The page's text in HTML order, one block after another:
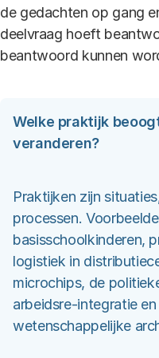
de gedachten op gang
deelvraag hoeft
beantwoord kunnen
Welke praktijk
veranderen?
Praktijken zijn
processen.
basisschoolkinderen,
logistiek in
microchips, de
arbeidsre-integratie
wetenschappelijke